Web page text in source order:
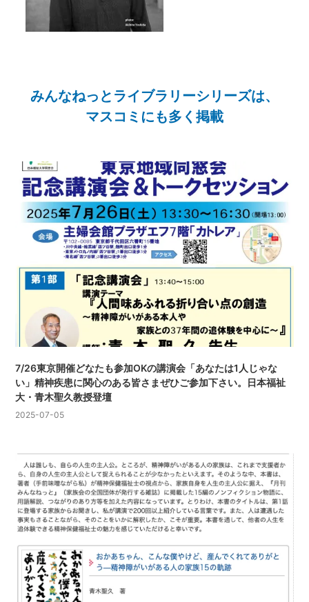
みんなねっとライブラリーシリーズは、
マスコミにも多く掲載
7/26東京開催どなたも参加OKの講演会「あなたは1人じゃな
い」精神疾患に関心のある皆さまぜひご参加下さい。日本福祉
大・青木聖久教授登壇
2025-07-05